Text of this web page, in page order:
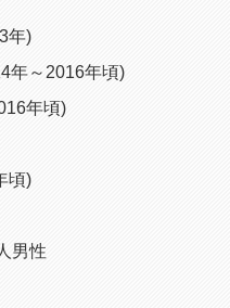
年)
年～2016年頃)
年頃)
頃)
男性